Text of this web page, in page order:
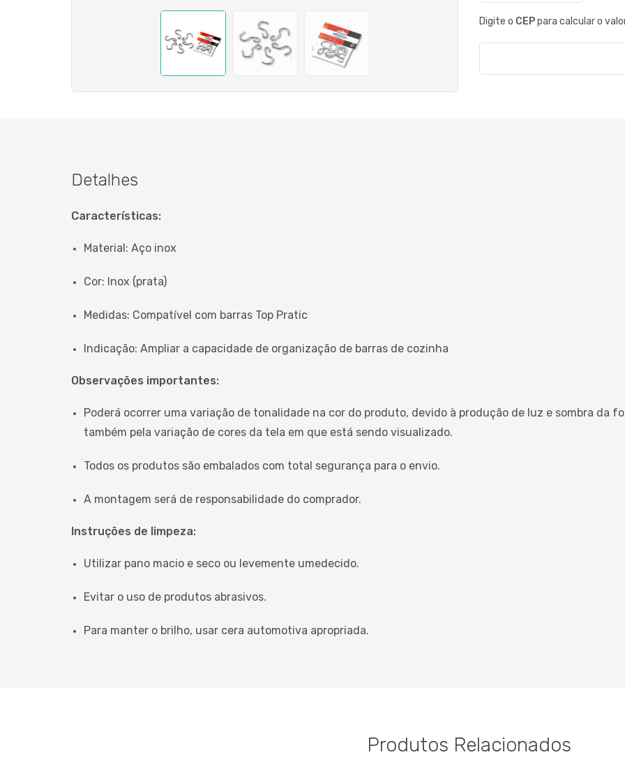
Digite o CEPpara calcular o
Detalhes
Características:
Material: Aço inox
Cor: Inox (prata)
Medidas: Compatível com barras Top Pratic
Indicação: Ampliar a capacidade de organização de barras de cozinha
Observações importantes:
Poderá ocorrer uma variação de tonalidade na cor do produto, devido à produção de luz e sombra da
também pela variação de cores da tela em que está sendo visualizado.
Todos os produtos são embalados com total segurança para o envio.
A montagem será de responsabilidade do comprador.
Instruções de limpeza:
Utilizar pano macio e seco ou levemente umedecido.
Evitar o uso de produtos abrasivos.
Para manter o brilho, usar cera automotiva apropriada.
Produtos Relacionados